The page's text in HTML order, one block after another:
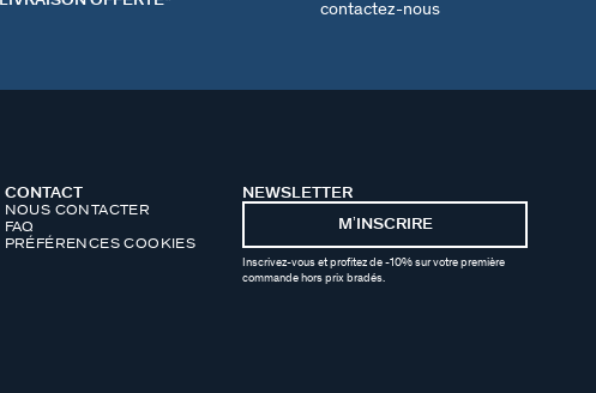
contactez-nous
NEWSLETTER
MʼINSCRIRE
Inscrivez-vous et profitez de -10% sur votre première
commande hors prix bradés.
CONTACT
NOUS CONTACTER
FAQ
PRÉFÉRENCES COOKIES